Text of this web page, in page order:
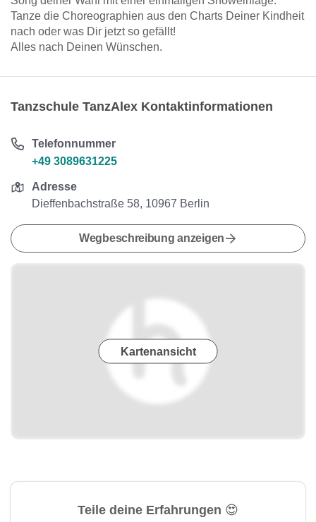
Tanze die Choreographien aus den Charts Deiner Kindheit
nach oder was Dir jetzt so gefällt!
Alles nach Deinen Wünschen.
Tanzschule TanzAlex Kontaktinformationen
Telefonnummer
+49 3089631225
Adresse
Dieffenbachstraße 58, 10967 Berlin
Wegbeschreibung anzeigen
Kartenansicht
Teile deine Erfahrungen 😍